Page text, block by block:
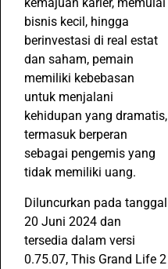
bisnis kecil, hingga
berinvestasi di real estat
dan saham, pemain
memiliki kebebasan
untuk menjalani
kehidupan yang dramatis,
termasuk berperan
sebagai pengemis yang
tidak memiliki uang.
Diluncurkan pada tanggal
20 Juni 2024 dan
tersedia dalam versi
0.75.07, This Grand Life 2